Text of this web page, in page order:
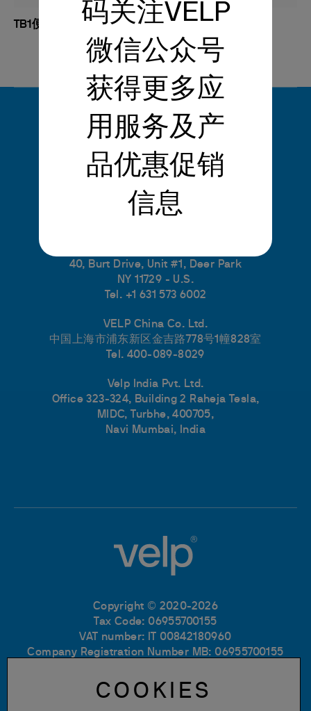
TB1便携式浊度仪码关注VELP
微信公众号
获得更多应
用服务及产
品优惠促销
信息
Headquarters
VELP Scientifica Srl
Via Stazione, 16
20865 Usmate (MB) - Italy
Tel. + 39 039 628811
40, Burt Drive, Unit #1, Deer Park
NY 11729 - U.S.
Tel. +1 631 573 6002
VELP China Co. Ltd.
中国上海市浦东新区金吉路778号1幢828室
Tel. 400-089-8029
Velp India Pvt. Ltd.
Office 323-324, Building 2 Raheja Tesla,
MIDC, Turbhe, 400705,
Navi Mumbai, India
Copyright © 2020-2026
Tax Code: 06955700155
VAT number: IT 00842180960
Company Registration Number MB: 06955700155
Paid up share capital: € 500.000 fully paid.
COOKIES